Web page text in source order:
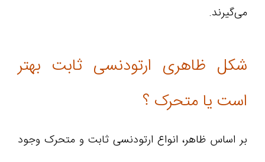
می‌گیرند.
شکل ظاهری ارتودنسی ثابت بهتر
است یا متحرک ؟
بر اساس ظاهر، انواع ارتودنسی ثابت و متحرک وجود